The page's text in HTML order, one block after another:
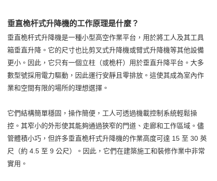
垂直桅杆式升降機的工作原理是什麼？
垂直桅杆式升降機是一種小型高空作業平台，用於將工人及其工具
箱垂直升降。它的尺寸也比剪叉式升降機或臂式升降機等其他設備
更小。因此，它只有一個立柱（或桅杆）用於垂直升降平台。大多
數型號採用電力驅動，因此運行安靜且零排放。這使其成為室內作
業和空間有限的場所的理想選擇。
它們結構簡單穩固，操作簡便，工人可透過機載控制系統輕鬆操
控。其窄小的外形使其能夠通過狹窄的門道、走廊和工作區域。儘
管體積小巧，但許多垂直桅杆式升降機的作業高度可達 15 至 30 英
尺（約 4.5 至 9 公尺）。因此，它們在建築施工和裝修作業中非常
實用。